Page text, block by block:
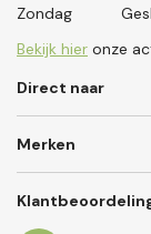
Zondag
Bekijk hier onze
Direct naar
Merken